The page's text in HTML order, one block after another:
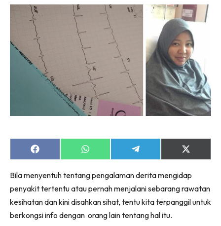
Share
on
Share
on
Share
on
Share
on
(Twitter)
Bila menyentuh tentang pengalaman derita mengidap
penyakit tertentu atau pernah menjalani sebarang rawatan
kesihatan dan kini disahkan sihat, tentu kita terpanggil untuk
berkongsi info dengan orang lain tentang hal itu.